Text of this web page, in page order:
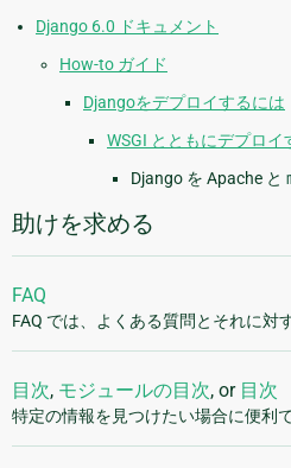
Django 6.0 ドキュメント
How-to ガイド
Djangoをデプロイするには
WSGI とともにデプロイ
Django を Apache と
助けを求める
FAQ
FAQ では、よくある質問とそれに対
目次, モジュールの目次, or 目次
特定の情報を見つけたい場合に便利で